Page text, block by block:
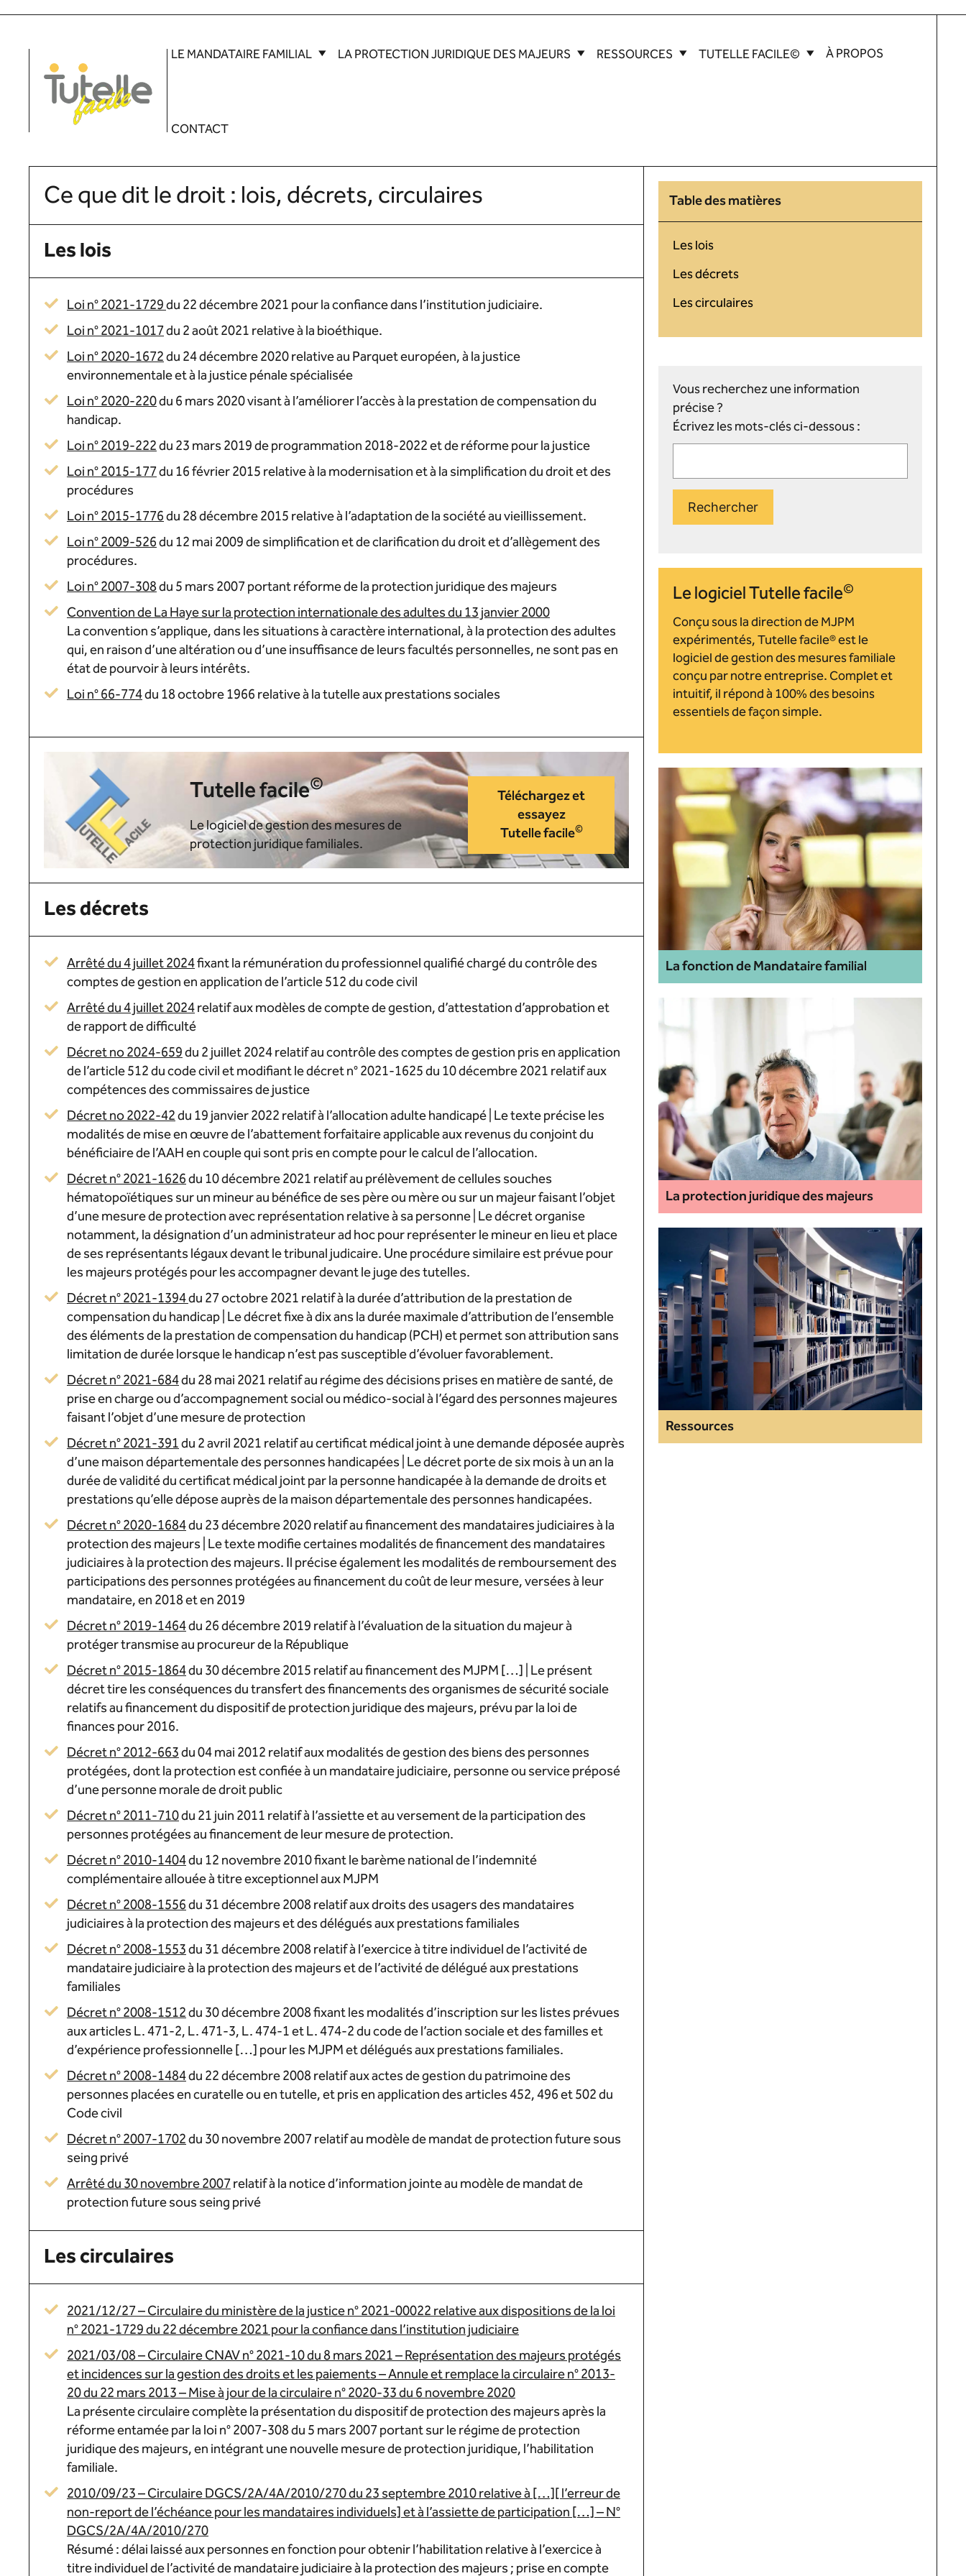
Aller
LE MANDATAIRE FAMILIAL LA PROTECTION JURIDIQUE DES MAJEURS RESSOURCES TUTELLE FACILE© À PROPOS
CONTACT
Ce que dit le droit : lois, décrets, circulaires
Les lois
Loi n° 2021-1729du 22 décembre 2021 pour la confiance dans l’institution judiciaire.
Loi n° 2021-1017du 2 août 2021 relative à la bioéthique.
Loi n° 2020-1672du 24 décembre 2020 relative au Parquet européen, à la justice
environnementale et à la justice pénale spécialisée
Loi n° 2020-220du 6 mars 2020 visant à l’améliorer l’accès à la prestation de compensation du
handicap.
Loi n° 2019-222du 23 mars 2019 de programmation 2018-2022 et de réforme pour la justice
Loi n° 2015-177du 16 février 2015 relative à la modernisation et à la simplification du droit et des
procédures
Loi n° 2015-1776du 28 décembre 2015 relative à l’adaptation de la société au vieillissement.
Loi n° 2009-526du 12 mai 2009 de simplification et de clarification du droit et d’allègement des
procédures.
Loi n° 2007-308du 5 mars 2007 portant réforme de la protection juridique des majeurs
Convention de La Haye sur la protection internationale des adultes du 13 janvier 2000
La convention s’applique, dans les situations à caractère international, à la protection des adultes
qui, en raison d’une altération ou d’une insuffisance de leurs facultés personnelles, ne sont pas en
état de pourvoir à leurs intérêts.
Loi n° 66-774du 18 octobre 1966 relative à la tutelle aux prestations sociales
Tutelle facile©
Le logiciel de gestion des mesures de
protection juridique familiales.
Téléchargez et
essayez
Tutelle facile©
Les décrets
Arrêté du 4 juillet 2024fixant la rémunération du professionnel qualifié chargé du contrôle des
comptes de gestion en application de l’article 512 du code civil
Arrêté du 4 juillet 2024relatif aux modèles de compte de gestion, d’attestation d’approbation et
de rapport de difficulté
Décret no 2024-659du 2 juillet 2024 relatif au contrôle des comptes de gestion pris en application
de l’article 512 du code civil et modifiant le décret n° 2021-1625 du 10 décembre 2021 relatif aux
compétences des commissaires de justice
Décret no 2022-42du 19 janvier 2022 relatif à l’allocation adulte handicapé | Le texte précise les
modalités de mise en œuvre de l’abattement forfaitaire applicable aux revenus du conjoint du
bénéficiaire de l’AAH en couple qui sont pris en compte pour le calcul de l’allocation.
Décret n° 2021-1626du 10 décembre 2021 relatif au prélèvement de cellules souches
hématopoïétiques sur un mineur au bénéfice de ses père ou mère ou sur un majeur faisant l’objet
d’une mesure de protection avec représentation relative à sa personne ­|­ Le décret organise
notamment, la désignation d’un administrateur ad hoc pour représenter le mineur en lieu et place
de ses représentants légaux devant le tribunal judicaire. Une procédure similaire est prévue pour
les majeurs protégés pour les accompagner devant le juge des tutelles.
Décret n° 2021-1394du 27 octobre 2021 relatif à la durée d’attribution de la prestation de
compensation du handicap | Le décret fixe à dix ans la durée maximale d’attribution de l’ensemble
des éléments de la prestation de compensation du handicap (PCH) et permet son attribution sans
limitation de durée lorsque le handicap n’est pas susceptible d’évoluer favorablement.
Décret n° 2021-684du 28 mai 2021 relatif au régime des décisions prises en matière de santé, de
prise en charge ou d’accompagnement social ou médico-social à l’égard des personnes majeures
faisant l’objet d’une mesure de protection
Décret n° 2021-391du 2 avril 2021 relatif au certificat médical joint à une demande déposée auprès
d’une maison départementale des personnes handicapées | Le décret porte de six mois à un an la
durée de validité du certificat médical joint par la personne handicapée à la demande de droits et
prestations qu’elle dépose auprès de la maison départementale des personnes handicapées.
Décret n° 2020-1684du 23 décembre 2020 relatif au financement des mandataires judiciaires à la
protection des majeurs | Le texte modifie certaines modalités de financement des mandataires
judiciaires à la protection des majeurs. Il précise également les modalités de remboursement des
participations des personnes protégées au financement du coût de leur mesure, versées à leur
mandataire, en 2018 et en 2019
Décret n° 2019-1464du 26 décembre 2019 relatif à l’évaluation de la situation du majeur à
protéger transmise au procureur de la République
Décret n° 2015-1864du 30 décembre 2015 relatif au financement des MJPM […] | Le présent
décret tire les conséquences du transfert des financements des organismes de sécurité sociale
relatifs au financement du dispositif de protection juridique des majeurs, prévu par la loi de
finances pour 2016.
Décret n° 2012-663du 04 mai 2012 relatif aux modalités de gestion des biens des personnes
protégées, dont la protection est confiée à un mandataire judiciaire, personne ou service préposé
d’une personne morale de droit public
Décret n° 2011-710du 21 juin 2011 relatif à l’assiette et au versement de la participation des
personnes protégées au financement de leur mesure de protection.
Décret n° 2010-1404du 12 novembre 2010 fixant le barème national de l’indemnité
complémentaire allouée à titre exceptionnel aux MJPM
Décret n° 2008-1556du 31 décembre 2008 relatif aux droits des usagers des mandataires
judiciaires à la protection des majeurs et des délégués aux prestations familiales
Décret n° 2008-1553du 31 décembre 2008 relatif à l’exercice à titre individuel de l’activité de
mandataire judiciaire à la protection des majeurs et de l’activité de délégué aux prestations
familiales
Décret n° 2008-1512du 30 décembre 2008 fixant les modalités d’inscription sur les listes prévues
aux articles L. 471-2, L. 471-3, L. 474-1 et L. 474-2 du code de l’action sociale et des familles et
d’expérience professionnelle […] pour les MJPM et délégués aux prestations familiales.
Décret n° 2008-1484du 22 décembre 2008 relatif aux actes de gestion du patrimoine des
personnes placées en curatelle ou en tutelle, et pris en application des articles 452, 496 et 502 du
Code civil
Décret n° 2007-1702du 30 novembre 2007 relatif au modèle de mandat de protection future sous
seing privé
Arrêté du 30 novembre 2007relatif à la notice d’information jointe au modèle de mandat de
protection future sous seing privé
Les circulaires
2021/12/27 – Circulaire du ministère de la justice n° 2021-00022 relative aux dispositions de la loi
n° 2021-1729 du 22 décembre 2021 pour la confiance dans l’institution judiciaire
2021/03/08 – Circulaire CNAV n° 2021-10 du 8 mars 2021 – Représentation des majeurs protégés
et incidences sur la gestion des droits et les paiements – Annule et remplace la circulaire n° 2013-
20 du 22 mars 2013 – Mise à jour de la circulaire n° 2020-33 du 6 novembre 2020
La présente circulaire complète la présentation du dispositif de protection des majeurs après la
réforme entamée par la loi n° 2007-308 du 5 mars 2007 portant sur le régime de protection
juridique des majeurs, en intégrant une nouvelle mesure de protection juridique, l’habilitation
familiale.
2010/09/23 – Circulaire DGCS/2A/4A/2010/270 du 23 septembre 2010 relative à […][ l’erreur de
non-report de l’échéance pour les mandataires individuels] et à l’assiette de participation […] – N°
DGCS/2A/4A/2010/270
Résumé : délai laissé aux personnes en fonction pour obtenir l’habilitation relative à l’exercice à
titre individuel de l’activité de mandataire judiciaire à la protection des majeurs ; prise en compte
Table des matières
Les lois
Les décrets
Les circulaires
Vous recherchez une information
précise ?
Écrivez les mots-clés ci-dessous :
Rechercher
Le logiciel Tutelle facile©
Conçu sous la direction de MJPM
expérimentés, Tutelle facile® est le
logiciel de gestion des mesures familiale
conçu par notre entreprise. Complet et
intuitif, il répond à 100% des besoins
essentiels de façon simple.
La fonction de Mandataire familial
La protection juridique des majeurs
Ressources